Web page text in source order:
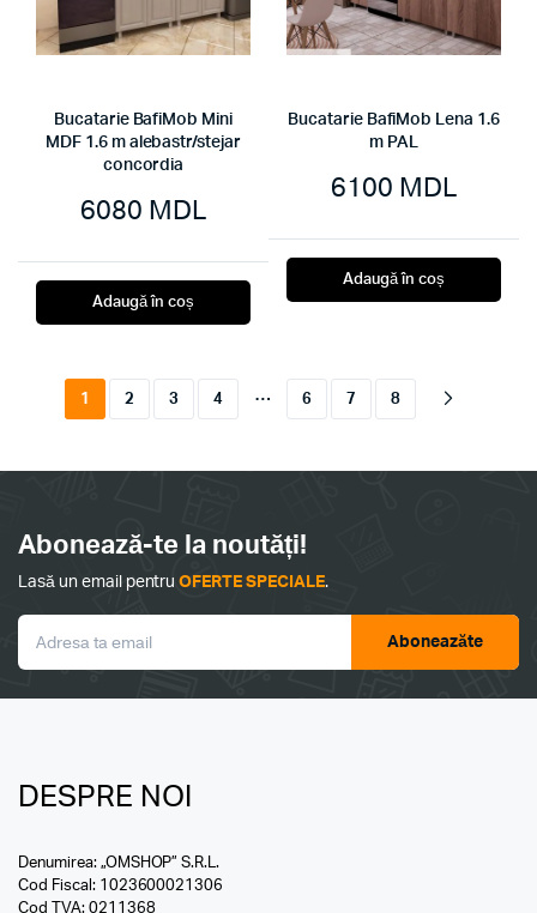
Bucatarie BafiMob Mini
MDF 1.6 m alebastr/stejar
concordia
6080 MDL
Adaugă în coș
Bucatarie BafiMob Lena 1.6
m PAL
6100 MDL
Adaugă în coș
1 2 3 4 … 6 7 8
Abonează-te la noutăți!
Lasă un email pentruOFERTE SPECIALE.
Aboneazăte
DESPRE NOI
Denumirea: „OMSHOP” S.R.L.
Cod Fiscal: 1023600021306
Cod TVA: 0211368